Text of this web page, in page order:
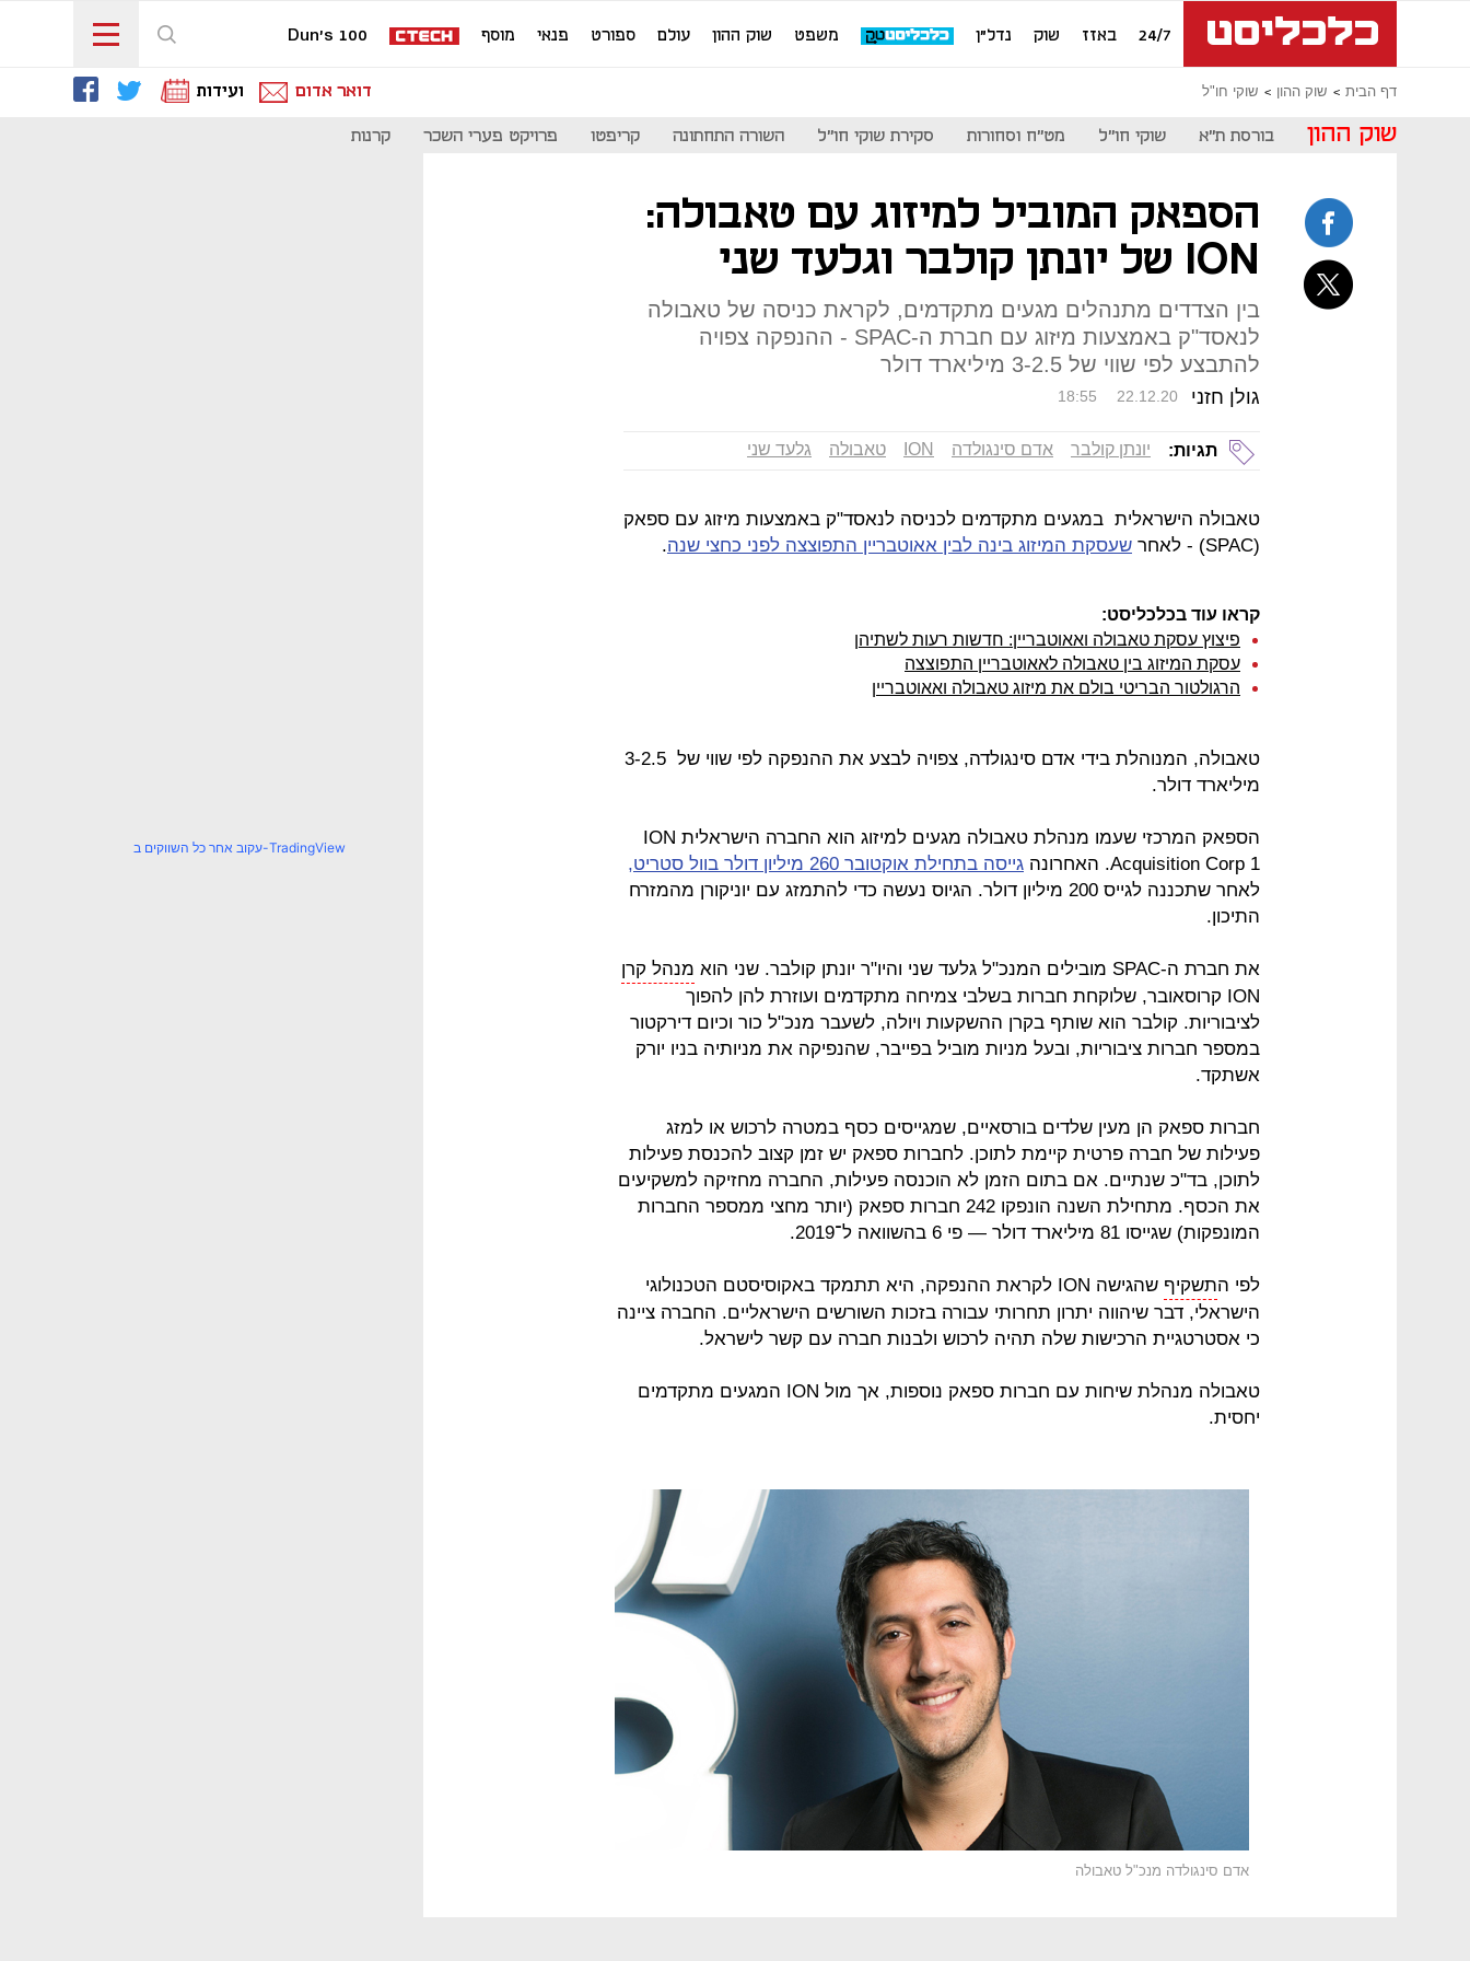
24/7 באזז שוק נדל"ן משפט שוק ההון עולם ספורט פנאי מוסף Dun's 100
דף הבית שוק ההון שוקי חו"ל דואר אדום ועידות
שוק ההון בורסת ת"א שוקי חו"ל מט"ח וסחורות סקירת שוקי חו"ל השורה התחתונה קריפטו פרויקט פערי השכר קרנות
הספאק המוביל למיזוג עם טאבולה:
ION של יונתן קולבר וגלעד שני
בין הצדדים מתנהלים מגעים מתקדמים, לקראת כניסה של טאבולה
לנאסד"ק באמצעות מיזוג עם חברת ה-SPAC - ההנפקה צפויה
להתבצע לפי שווי של 3-2.5 מיליארד דולר
גולן חזני 18:55 22.12.20
תגיות: יונתן קולבר אדם סינגולדה ION טאבולה גלעד שני
טאבולה הישראלית במגעים מתקדמים לכניסה לנאסד"ק באמצעות מיזוג עם ספאק
(SPAC) - לאחר
שעסקת המיזוג בינה לבין אאוטבריין התפוצצה לפני כחצי שנה.
קראו עוד בכלכליסט:
פיצוץ עסקת טאבולה ואאוטבריין: חדשות רעות לשתיהן
עסקת המיזוג בין טאבולה לאאוטבריין התפוצצה
הרגולטור הבריטי בולם את מיזוג טאבולה ואאוטבריין
טאבולה, המנוהלת בידי אדם סינגולדה, צפויה לבצע את ההנפקה לפי שווי של 3-2.5
מיליארד דולר.
הספאק המרכזי שעמו מנהלת טאבולה מגעים למיזוג הוא החברה הישראלית ION
Acquisition Corp 1. האחרונה
גייסה בתחילת אוקטובר 260 מיליון דולר בוול סטריט,
לאחר שתכננה לגייס 200 מיליון דולר. הגיוס נעשה כדי להתמזג עם יוניקורן מהמזרח
התיכון.
את חברת ה-SPAC מובילים המנכ"ל גלעד שני והיו"ר יונתן קולבר. שני הוא
מנהל קרן
ION קרוסאובר, שלוקחת חברות בשלבי צמיחה מתקדמים ועוזרת להן להפוך
לציבוריות. קולבר הוא שותף בקרן ההשקעות ויולה, לשעבר מנכ"ל כור וכיום דירקטור
במספר חברות ציבוריות, ובעל מניות מוביל בפייבר, שהנפיקה את מניותיה בניו יורק
אשתקד.
חברות ספאק הן מעין שלדים בורסאיים, שמגייסים כסף במטרה לרכוש או למזג
פעילות של חברה פרטית קיימת לתוכן. לחברות ספאק יש זמן קצוב להכנסת פעילות
לתוכן, בד"כ שנתיים. אם בתום הזמן לא הוכנסה פעילות, החברה מחזיקה למשקיעים
את הכסף. מתחילת השנה הונפקו 242 חברות ספאק (יותר מחצי ממספר החברות
המונפקות) שגייסו 81 מיליארד דולר — פי 6 בהשוואה ל־2019.
לפי התשקיף
שהגישה ION לקראת ההנפקה, היא תתמקד באקוסיסטם הטכנולוגי
הישראלי, דבר שיהווה יתרון תחרותי עבורה בזכות השורשים הישראליים. החברה ציינה
כי אסטרטגיית הרכישות שלה תהיה לרכוש ולבנות חברה עם קשר לישראל.
טאבולה מנהלת שיחות עם חברות ספאק נוספות, אך מול ION המגעים מתקדמים
יחסית.
אדם סינגולדה מנכ"ל טאבולה
עקוב אחר כל השווקים ב-TradingView